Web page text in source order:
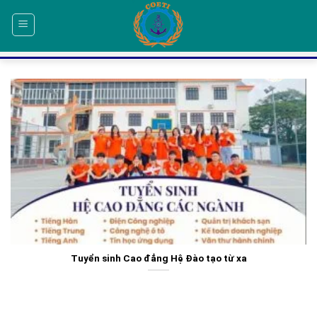
Tuyển sinh Cao đẳng Hệ Đào tạo từ xa